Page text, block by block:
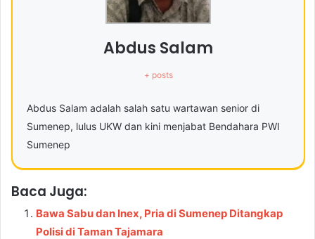
Abdus Salam
+ posts
Abdus Salam adalah salah satu wartawan senior di
Sumenep, lulus UKW dan kini menjabat Bendahara PWI
Sumenep
Baca Juga:
Bawa Sabu dan Inex, Pria di Sumenep Ditangkap
Polisi di Taman Tajamara